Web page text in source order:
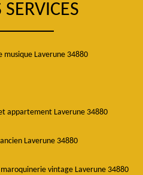
Laverune 34880
appartement Laverune 34880
Laverune 34880
vintage Laverune 34880